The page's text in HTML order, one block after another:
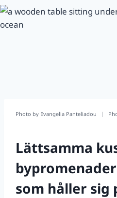
Photo by Evangelia Panteliadou |
Lättsamma
som håller sig